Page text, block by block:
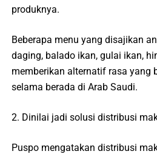
produknya.
Beberapa menu yang disajikan
daging, balado ikan, gulai ikan,
memberikan alternatif rasa yang
selama berada di Arab Saudi.
2. Dinilai jadi solusi distribusi
Puspo mengatakan distribusi